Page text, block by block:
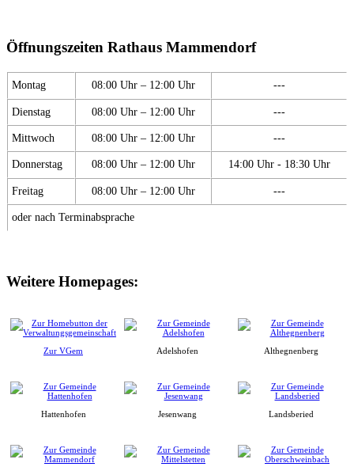
Öffnungszeiten Rathaus Mammendorf
Montag 08:00 Uhr – 12:00 Uhr ---
Dienstag 08:00 Uhr – 12:00 Uhr ---
Mittwoch 08:00 Uhr – 12:00 Uhr ---
Donnerstag 08:00 Uhr – 12:00 Uhr 14:00 Uhr - 18:30 Uhr
Freitag 08:00 Uhr – 12:00 Uhr ---
oder nach Terminabsprache
Weitere Homepages:
Zur VGem Adelshofen Althegnenberg
Hattenhofen Jesenwang Landsberied